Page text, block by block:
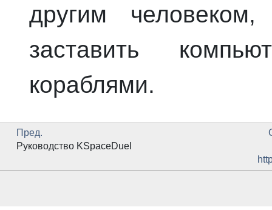
другим
заставить
кораблями.
Пред.
Руководство KSpaceDuel